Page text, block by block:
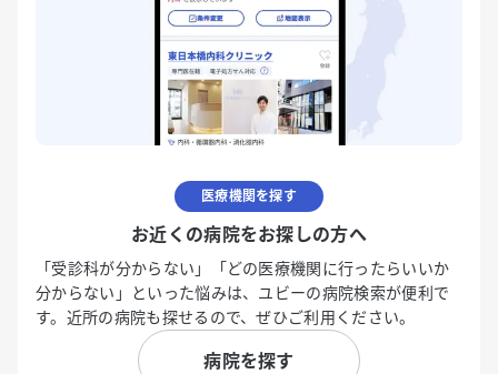
医療機関を探す
お近くの病院をお探しの方へ
「受診科が分からない」「どの医療機関に行ったらいいか
分からない」といった悩みは、ユビーの病院検索が便利で
す。近所の病院も探せるので、ぜひご利用ください。
病院を探す